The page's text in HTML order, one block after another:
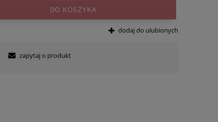
DO KOSZYKA
dodaj do ulubionych
zapytaj o produkt